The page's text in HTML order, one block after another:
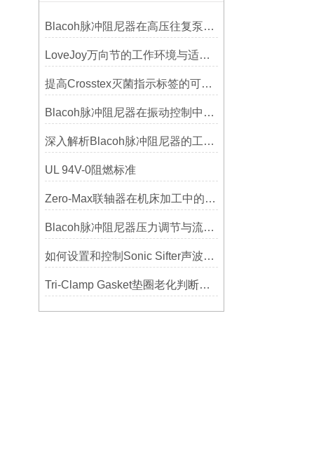
Blacoh脉冲阻尼器在高压往复泵系统中的应用
LoveJoy万向节的工作环境与适用范围
提高Crosstex灭菌指示标签的可见性和识别度的方法
Blacoh脉冲阻尼器在振动控制中的作用分析
深入解析Blacoh脉冲阻尼器的工作原理与应用
UL 94V-0阻燃标准
Zero-Max联轴器在机床加工中的应用及精度保证方法
Blacoh脉冲阻尼器压力调节与流量匹配技巧
如何设置和控制Sonic Sifter声波振动筛的振动频率和振幅？
Tri-Clamp Gasket垫圈老化判断，定期更换维护要点